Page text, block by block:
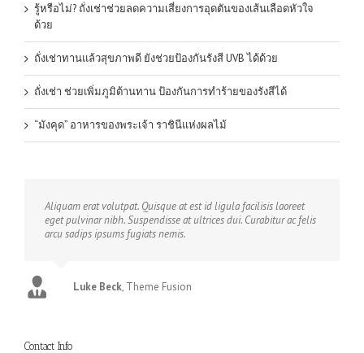
รู้หรือไม่? ถั่งเช่าช่วยลดความเสี่ยงการอุดตันของเส้นเลือดหัวใจ
ด้วย
ถั่งเช่าทานแล้วสุขภาพดี ยังช่วยป้องกันรังสี UVB ได้ด้วย
ถั่งเช่า ช่วยเพิ่มภูมิต้านทาน ป้องกันการทำร้ายของรังสีได้
“มังคุด” อาหารของพระเจ้า ราชินีแห่งผลไม้
Aliquam erat volutpat. Quisque at est id ligula facilisis laoreet
eget pulvinar nibh. Suspendisse at ultrices dui. Curabitur ac felis
arcu sadips ipsums fugiats nemis.
Luke Beck, Theme Fusion
Contact Info